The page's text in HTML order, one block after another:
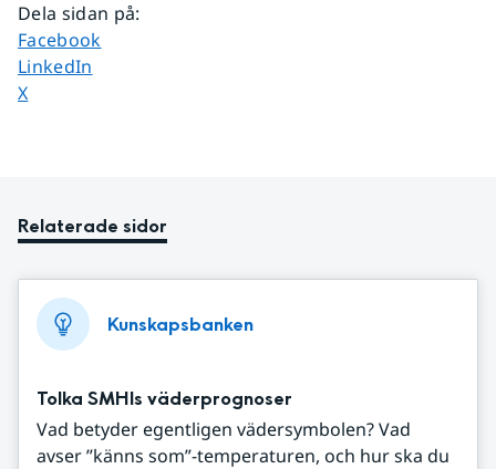
Dela sidan på:
Dela sidan på
Facebook
Dela sidan på
LinkedIn
Dela sidan på
X
Relaterade sidor
Kunskapsbanken
Tolka SMHIs väderprognoser
Vad betyder egentligen vädersymbolen? Vad
avser ”känns som”-temperaturen, och hur ska du